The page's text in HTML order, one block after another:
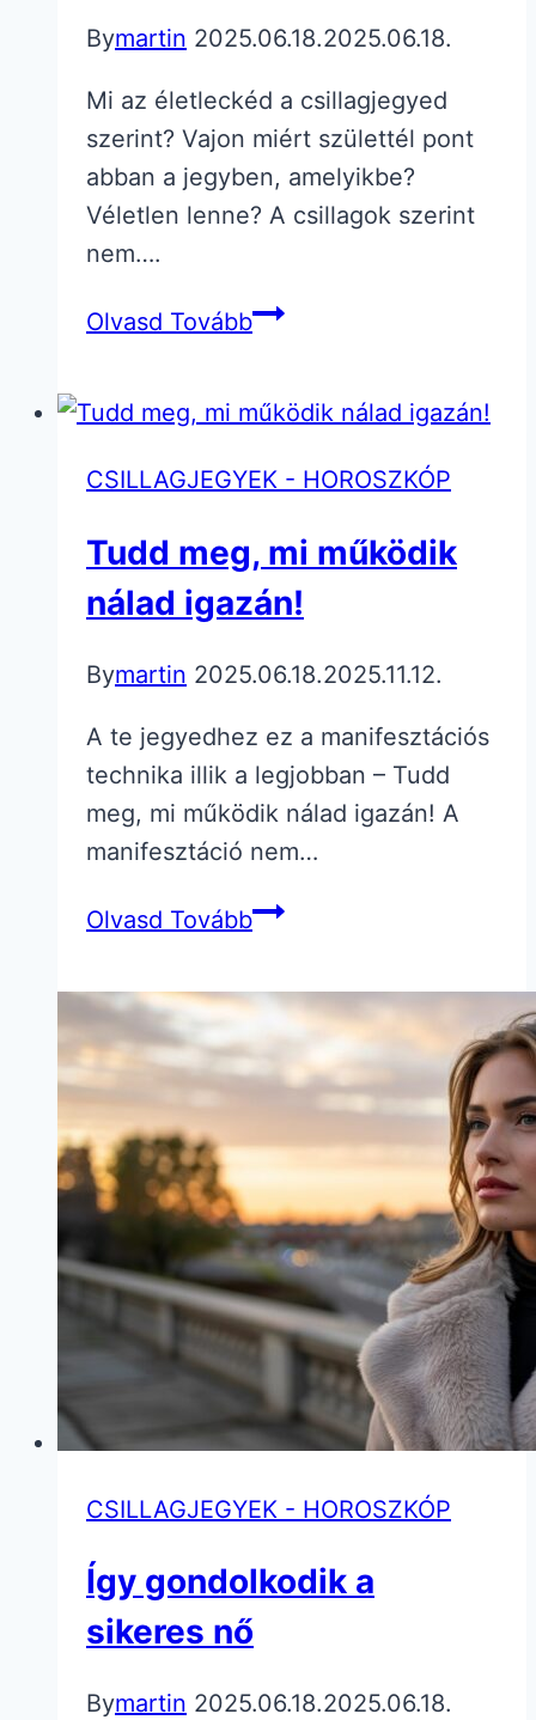
Bymartin 2025.06.18.2025.06.18.
Mi az életleckéd a csillagjegyed
szerint? Vajon miért születtél pont
abban a jegyben, amelyikbe?
Véletlen lenne? A csillagok szerint
nem….
Olvasd TovábbMi
a
csillagjegyed
CSILLAGJEGYEK - HOROSZKÓP
Tudd meg, mi működik
nálad igazán!
Bymartin 2025.06.18.2025.11.12.
A te jegyedhez ez a manifesztációs
technika illik a legjobban – Tudd
meg, mi működik nálad igazán! A
manifesztáció nem…
Olvasd TovábbTudd
mi
működik
nálad
igazán!
CSILLAGJEGYEK - HOROSZKÓP
Így gondolkodik a
sikeres nő
Bymartin 2025.06.18.2025.06.18.